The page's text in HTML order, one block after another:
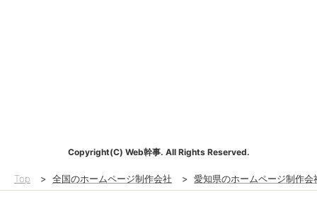
Copyright(C) Web幹事. All Rights Reserved.
Top > 全国のホームページ制作会社 > 愛知県のホームページ制作会